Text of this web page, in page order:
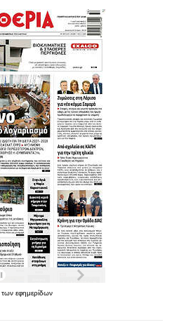
των εφημερίδων